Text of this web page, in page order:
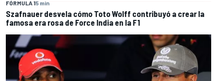
FÓRMULA 15 min
Szafnauer desvela cómo Toto Wolff contribuyó a crear la
famosa era rosa de Force India en la F1